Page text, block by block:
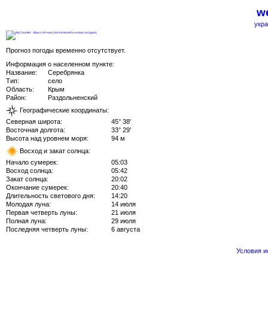
Прогноз погоды временно отсутствует.
Информация о населенном пункте:
Название:
Серебрянка
Тип:
село
Область:
Крым
Район:
Раздольненский
Географические координаты:
Северная широта:
45° 38'
Восточная долгота:
33° 29'
Высота над уровнем моря:
94 м
Восход и закат солнца:
Начало сумерек:
05:03
Восход солнца:
05:42
Закат солнца:
20:02
Окончание сумерек:
20:40
Длительность светового дня:
14:20
Молодая луна:
14 июля
Первая четверть луны:
21 июля
Полная луна:
29 июля
Последняя четверть луны:
6 августа
Условия